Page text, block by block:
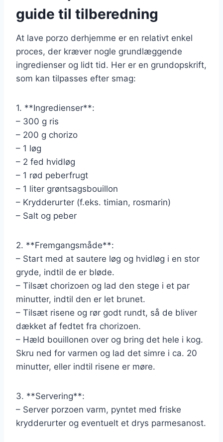
guide til tilberedning
At lave porzo derhjemme er en relativt enkel
proces, der kræver nogle grundlæggende
ingredienser og lidt tid. Her er en grundopskrift,
som kan tilpasses efter smag:
1. **Ingredienser**:
– 300 g ris
– 200 g chorizo
– 1 løg
– 2 fed hvidløg
– 1 rød peberfrugt
– 1 liter grøntsagsbouillon
– Krydderurter (f.eks. timian, rosmarin)
– Salt og peber
2. **Fremgangsmåde**:
– Start med at sautere løg og hvidløg i en stor
gryde, indtil de er bløde.
– Tilsæt chorizoen og lad den stege i et par
minutter, indtil den er let brunet.
– Tilsæt risene og rør godt rundt, så de bliver
dækket af fedtet fra chorizoen.
– Hæld bouillonen over og bring det hele i kog.
Skru ned for varmen og lad det simre i ca. 20
minutter, eller indtil risene er møre.
3. **Servering**:
– Server porzoen varm, pyntet med friske
krydderurter og eventuelt et drys parmesanost.